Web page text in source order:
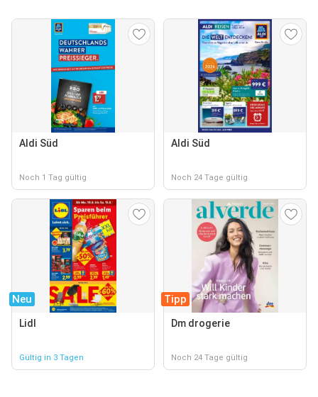
Aldi Süd
Noch 1 Tag gültig
Aldi Süd
Noch 24 Tage gültig
Neu
Lidl
Gültig in 3 Tagen
Tipp
Dm drogerie
Noch 24 Tage gültig